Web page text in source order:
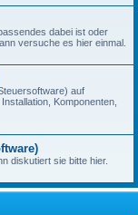
dabei ist oder
versuche es hier einmal.
auf
Komponenten,
diskutiert sie bitte hier.